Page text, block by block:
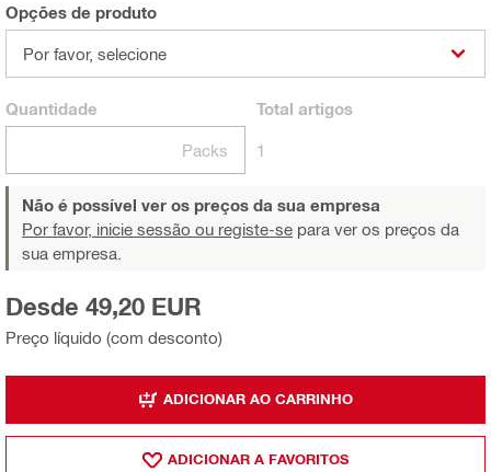
Opções de produto
Por favor, selecione
Quantidade
Packs
Total artigos
1
Não é possível ver os preços da sua empresa
Por favor, inicie sessão ou registe-se para ver os preços da
sua empresa.
Preço líquido (com desconto)
Desde 49,20 EUR
ADICIONAR AO CARRINHO
ADICIONAR A FAVORITOS